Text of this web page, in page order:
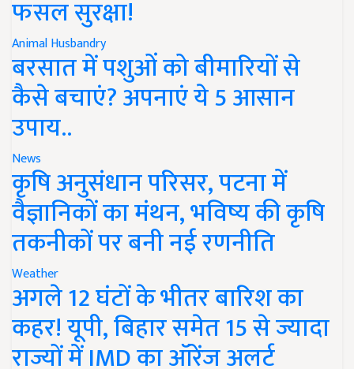
फसल सुरक्षा!
Animal Husbandry
बरसात में पशुओं को बीमारियों से
कैसे बचाएं? अपनाएं ये 5 आसान
उपाय..
News
कृषि अनुसंधान परिसर, पटना में
वैज्ञानिकों का मंथन, भविष्य की कृषि
तकनीकों पर बनी नई रणनीति
Weather
अगले 12 घंटों के भीतर बारिश का
कहर! यूपी, बिहार समेत 15 से ज्यादा
राज्यों में IMD का ऑरेंज अलर्ट